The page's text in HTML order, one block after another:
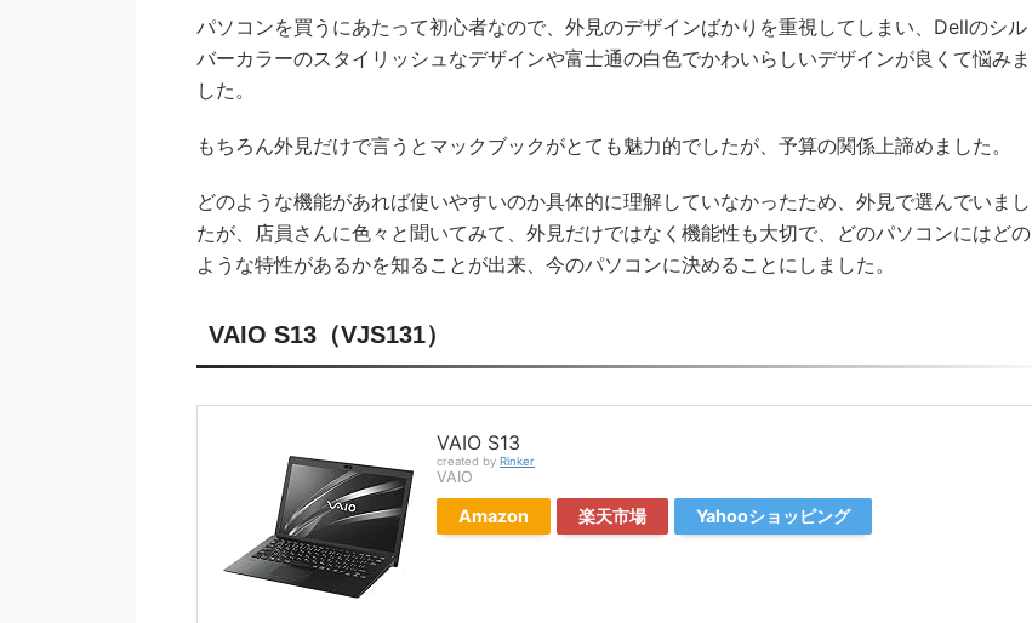
パソコンを買うにあたって初心者なので、外見のデザインばかりを重視してしまい、Dellのシル
バーカラーのスタイリッシュなデザインや富士通の白色でかわいらしいデザインが良くて悩みま
した。
もちろん外見だけで言うとマックブックがとても魅力的でしたが、予算の関係上諦めました。
どのような機能があれば使いやすいのか具体的に理解していなかったため、外見で選んでいまし
たが、店員さんに色々と聞いてみて、外見だけではなく機能性も大切で、どのパソコンにはどの
ような特性があるかを知ることが出来、今のパソコンに決めることにしました。
VAIO S13（VJS131）
VAIO S13
created by Rinker
VAIO
Amazon 楽天市場 Yahooショッピング